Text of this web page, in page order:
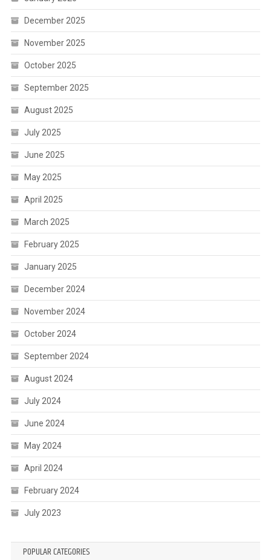
December 2025
November 2025
October 2025
September 2025
August 2025
July 2025
June 2025
May 2025
April 2025
March 2025
February 2025
January 2025
December 2024
November 2024
October 2024
September 2024
August 2024
July 2024
June 2024
May 2024
April 2024
February 2024
July 2023
POPULAR CATEGORIES